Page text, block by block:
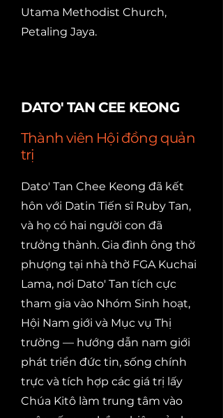
Utama Methodist Church,
Petaling Jaya.
DATO' TAN CEE KEONG
Thành viên Hội đồng quản
trị
Dato' Tan Chee Keong đã kết
hôn với Datin Tiến sĩ Ruby Tan,
và họ có hai người con đã
trưởng thành. Gia đình ông thờ
phượng tại nhà thờ FGA Kuchai
Lama, nơi Dato' Tan tích cực
tham gia vào Nhóm Sinh hoạt,
Hội Nam giới và Mục vụ Thị
trường — hướng dẫn nam giới
phát triển đức tin, sống chính
trực và tích hợp các giá trị lấy
Chúa Kitô làm trung tâm vào